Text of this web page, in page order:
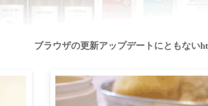
ブラウザの更新アップデートにともない